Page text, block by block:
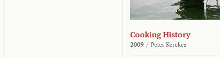
Cooking History
2009 / Peter Kerekes